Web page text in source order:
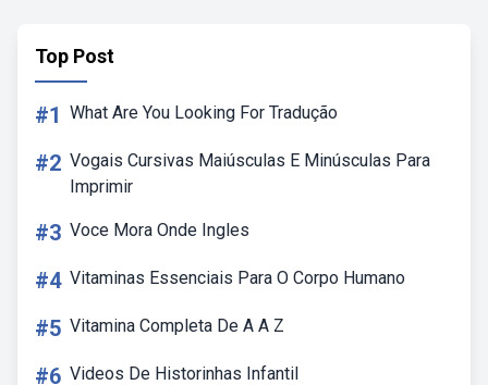
Top Post
#1 What Are You Looking For Tradução
#2 Vogais Cursivas Maiúsculas E Minúsculas Para
Imprimir
#3 Voce Mora Onde Ingles
#4 Vitaminas Essenciais Para O Corpo Humano
#5 Vitamina Completa De A A Z
#6 Videos De Historinhas Infantil